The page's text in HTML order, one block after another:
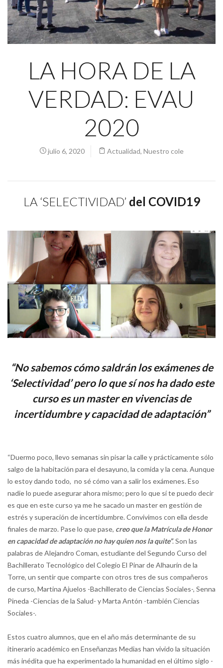
LA HORA DE LA
VERDAD: EVAU
2020
julio 6, 2020 Actualidad, Nuestro cole
LA ‘SELECTIVIDAD’ del COVID19
“No sabemos cómo saldrán los exámenes de
‘Selectividad’ pero lo que sí nos ha dado este
curso es un master en vivencias de
incertidumbre y capacidad de adaptación”
“Duermo poco, llevo semanas sin pisar la calle y prácticamente sólo
salgo de la habitación para el desayuno, la comida y la cena. Aunque
lo estoy dando todo, no sé cómo van a salir los exámenes. Eso
nadie lo puede asegurar ahora mismo; pero lo que sí te puedo decir
es que en este curso ya me he sacado un master en gestión de
estrés y superación de incertidumbre. Convivimos con ella desde
finales de marzo. Pase lo que pase, creo que la Matrícula de Honor
en capacidad de adaptación no hay quien nos la quite”. Son las
palabras de Alejandro Coman, estudiante del Segundo Curso del
Bachillerato Tecnológico del Colegio El Pinar de Alhaurín de la
Torre, un sentir que comparte con otros tres de sus compañeros
de curso, Martina Ajuelos -Bachillerato de Ciencias Sociales-, Senna
Pineda -Ciencias de la Salud- y Marta Antón -también Ciencias
Sociales-.
Estos cuatro alumnos, que en el año más determinante de su
itinerario académico en Enseñanzas Medias han vivido la situación
más inédita que ha experimentado la humanidad en el último siglo -